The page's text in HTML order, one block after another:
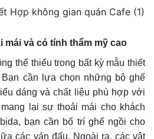
mái và có tính thẩm mỹ cao
thể thiếu trong bất kỳ mẫu thiết
cần lựa chọn những bộ ghế
dáng và chất liệu phù hợp với
lại sự thoải mái cho khách
bạn cần bố trí ghế ngồi cho
các ván đấu. Ngoài ra, các vật